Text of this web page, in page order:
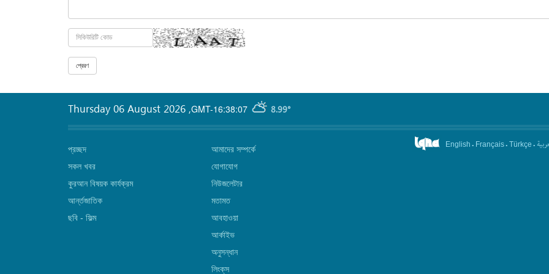
GMT-16:38:07 8.99°
Thursday 06 August 2026 ,
প্রচ্ছদ
সকল খবর
কুরআন বিষয়ক কার্যক্রম
আর্ন্তজাতিক
ছবি‎ - ফিল্ম
আমাদের সম্পর্কে
যোগাযোগ
নিউজলেটার
মতামত
আবহাওয়া
আর্কাইভ
অনুসন্ধান
লিংক্‌স
English . Français. Türkçe .